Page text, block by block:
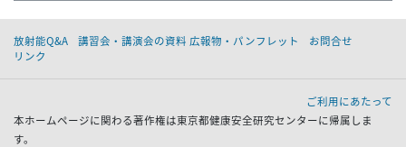
放射能Q&A 講習会・講演会の資料 広報物・パンフレット
お問合せ
リンク
ご利用にあたって
本ホームページに関わる著作権は東京都健康安全研究センターに帰属しま
す。